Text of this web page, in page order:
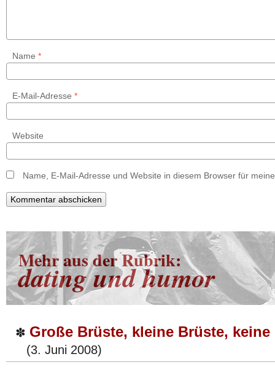
Name *
E-Mail-Adresse *
Website
Name, E-Mail-Adresse und Website in diesem Browser für
Mehr aus der Rubrik:
dating und humor
✽ Große Brüste, kleine Brüste, keine
(3. Juni 2008)